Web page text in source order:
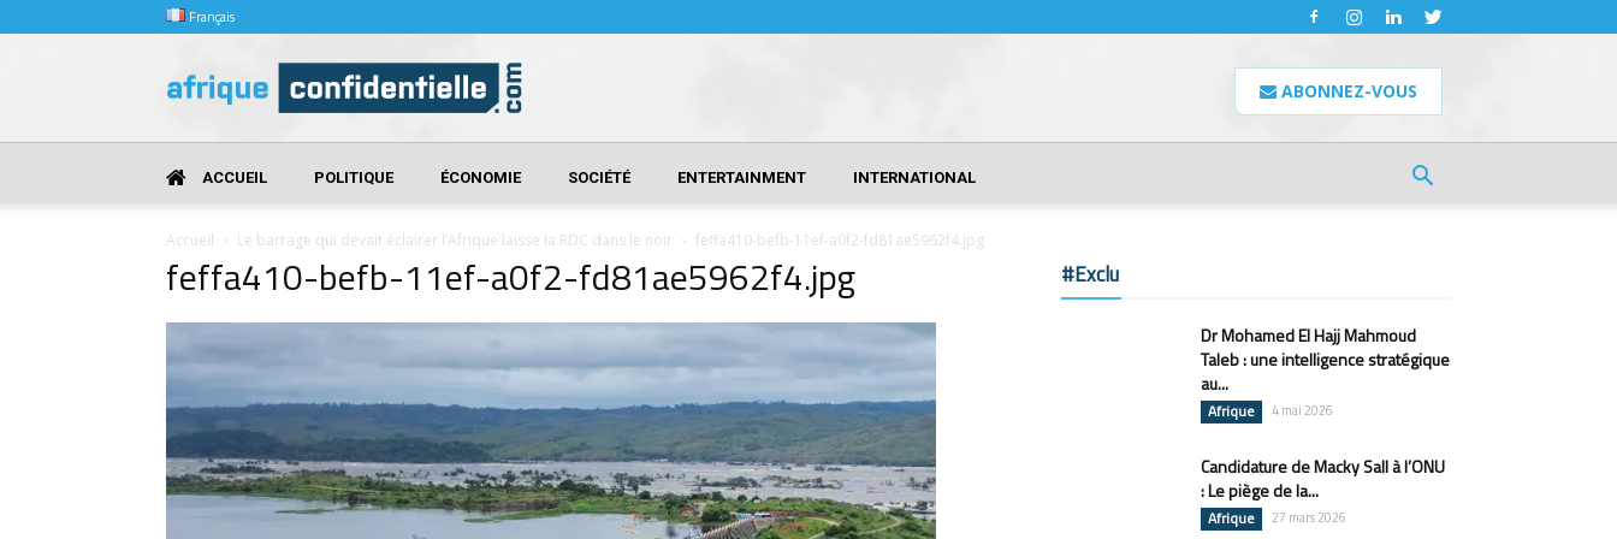
Français
Confidentielle
ABONNEZ-VOUS
ACCUEIL POLITIQUE ÉCONOMIE SOCIÉTÉ ENTERTAINMENT INTERNATIONAL
Accueil Le barrage qui devait éclairer l’Afrique laisse la RDC dans le noir feffa410-befb-11ef-a0f2-fd81ae5962f4.jpg
feffa410-befb-11ef-a0f2-fd81ae5962f4.jpg #Exclu
Dr Mohamed El Hajj Mahmoud
Taleb : une intelligence stratégique
au...
Afrique 4 mai 2026
Candidature de Macky Sall à l’ONU
: Le piège de la...
Afrique 27 mars 2026